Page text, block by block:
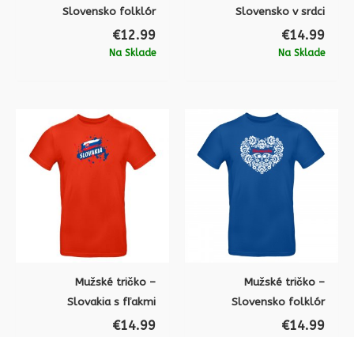
Slovensko folklór
€12.99
Na Sklade
Slovensko v srdci
€14.99
Na Sklade
Mužské tričko –
Slovakia s fľakmi
€14.99
Mužské tričko –
Slovensko folklór
€14.99